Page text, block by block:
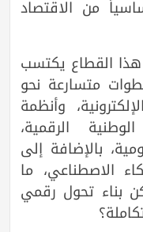
من الاقتصاد
القطاع يكتسب
متسارعة نحو
وأنظمة
الرقمية،
بالإضافة إلى
الاصطناعي، ما
بناء تحول رقمي